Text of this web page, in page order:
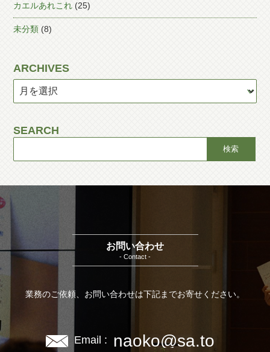
カエルあれこれ (25)
未分類 (8)
ARCHIVES
SEARCH
お問い合わせ
- Contact -
業務のご依頼、お問い合わせは下記までお寄せください。
Email : naoko@sa.to